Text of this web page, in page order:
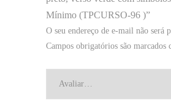
Mínimo (TPCURSO-96 )”
O seu endereço de e-mail não será
Campos obrigatórios são marcados